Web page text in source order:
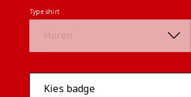
Type shirt
Kies badge